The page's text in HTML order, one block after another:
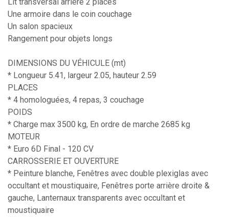
Une armoire dans le coin couchage
Un salon spacieux
Rangement pour objets longs
DIMENSIONS DU VÉHICULE (mt)
* Longueur 5.41, largeur 2.05, hauteur 2.59
PLACES
* 4 homologuées, 4 repas, 3 couchage
POIDS
* Charge max 3500 kg, En ordre de marche 2685 kg
MOTEUR
* Euro 6D Final - 120 CV
CARROSSERIE ET OUVERTURE
* Peinture blanche, Fenêtres avec double plexiglas avec
occultant et moustiquaire, Fenêtres porte arrière droite &
gauche, Lanternaux transparents avec occultant et
moustiquaire